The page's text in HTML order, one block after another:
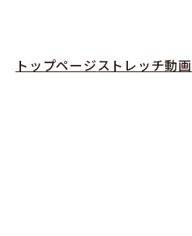
トップページストレッチ動画